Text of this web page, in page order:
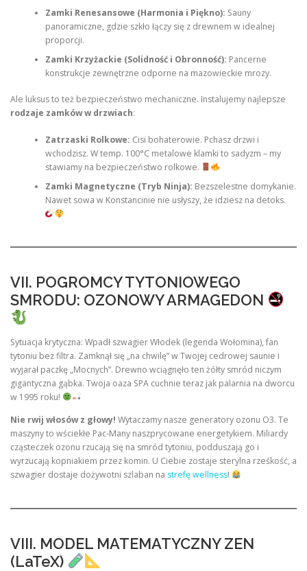
Zamki Renesansowe (Harmonia i Piękno): Sauny
panoramiczne, gdzie szkło łączy się z drewnem w idealnej
proporcji.
Zamki Krzyżackie (Solidność i Obronność): Pancerne
konstrukcje zewnętrzne odporne na mazowieckie mrozy.
Ale luksus to też bezpieczeństwo mechaniczne. Instalujemy najlepsze
rodzaje zamków w drzwiach:
Zatrzaski Rolkowe: Cisi bohaterowie. Pchasz drzwi i
wchodzisz. W temp. 100°C metalowe klamki to sadyzm – my
stawiamy na bezpieczeństwo rolkowe.
Zamki Magnetyczne (Tryb Ninja): Bezszelestne domykanie.
Nawet sowa w Konstancinie nie usłyszy, że idziesz na detoks.
VII. POGROMCY TYTONIOWEGO
SMRODU: OZONOWY ARMAGEDON
Sytuacja krytyczna: Wpadł szwagier Włodek (legenda Wołomina), fan
tytoniu bez filtra. Zamknął się „na chwilę” w Twojej cedrowej saunie i
wyjarał paczkę „Mocnych”. Drewno wciągnęło ten żółty smród niczym
gigantyczna gąbka. Twoja oaza SPA cuchnie teraz jak palarnia na dworcu
w 1995 roku!
Nie rwij włosów z głowy! Wytaczamy nasze generatory ozonu O3. Te
maszyny to wściekłe Pac-Many naszprycowane energetykiem. Miliardy
cząsteczek ozonu rzucają się na smród tytoniu, podduszają go i
wyrzucają kopniakiem przez komin. U Ciebie zostaje sterylna rześkość, a
szwagier dostaje dożywotni szlaban na strefę wellness!
VIII. MODEL MATEMATYCZNY ZEN
(LaTeX)